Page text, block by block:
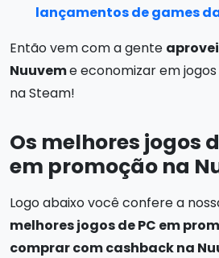
lançamentos de games
Então vem com a gente
Nuuveme economizar em
na Steam!
Os melhores jogos
em promoção na
Logo abaixo você confere a
melhores jogos de PC em
comprar com cashback na